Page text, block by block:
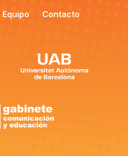
Equipo Contacto